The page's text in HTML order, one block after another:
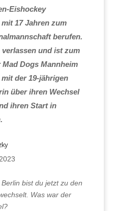
Eishockey
17 Jahren zum
berufen.
und ist zum
Dogs Mannheim
der 19-jährigen
über ihren Wechsel
ihren Start in
bist du jetzt zu den
Was war der